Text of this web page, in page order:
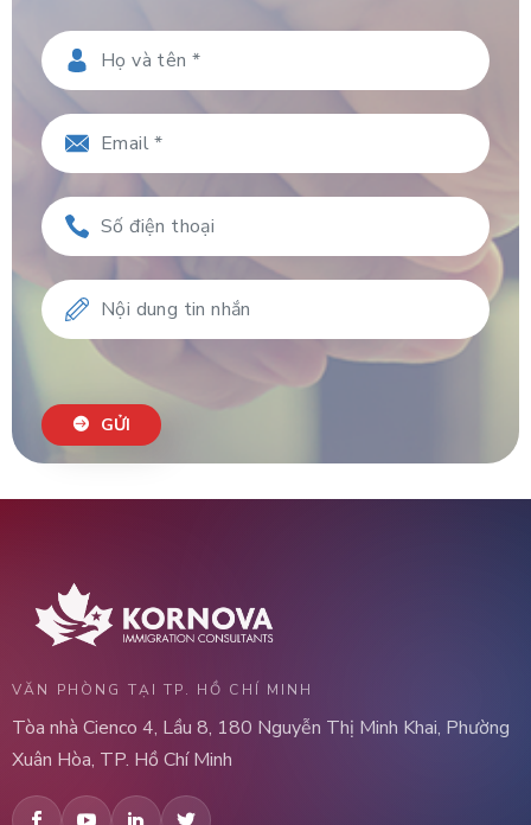
GỬI
VĂN PHÒNG TẠI TP. HỒ CHÍ MINH
Tòa nhà Cienco 4, Lầu 8, 180 Nguyễn Thị Minh Khai, Phường
Xuân Hòa, TP. Hồ Chí Minh